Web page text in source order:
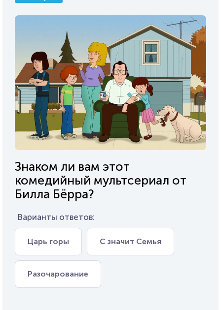
Знаком ли вам этот
комедийный мультсериал от
Билла Бёрра?
Варианты ответов:
Царь горы С значит Семья
Разочарование